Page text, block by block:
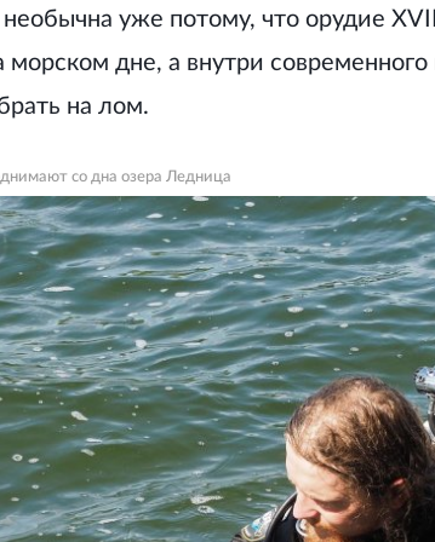
уже потому, что орудие
морском дне, а внутри
на лом.
со дна озера Ледница